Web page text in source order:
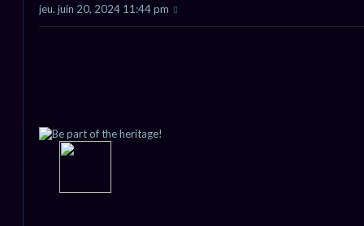
jeu. juin 20, 2024 11:44 pm